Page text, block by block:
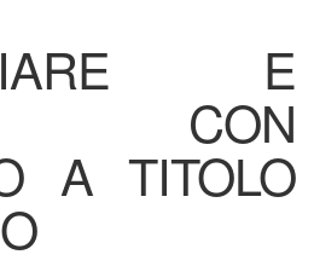
E
CON
A TITOLO